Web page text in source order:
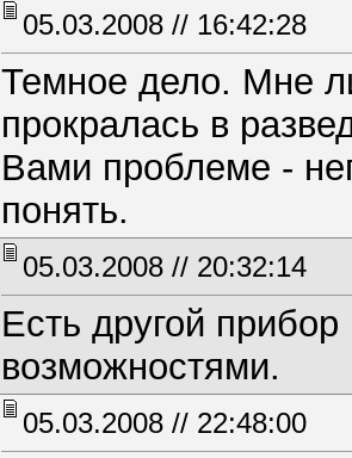
05.03.2008 // 16:42:28
Темное дело. Мне
прокралась в
Вами проблеме -
понять.
05.03.2008 // 20:32:14
Есть другой
возможностями.
05.03.2008 // 22:48:00